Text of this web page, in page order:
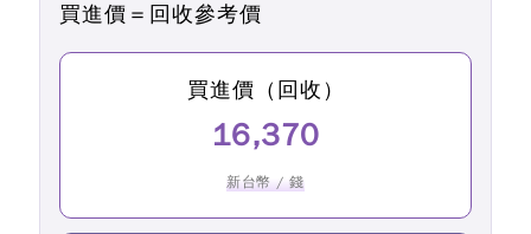
買進價＝回收參考價
買進價（回收）
16,370
新台幣 / 錢